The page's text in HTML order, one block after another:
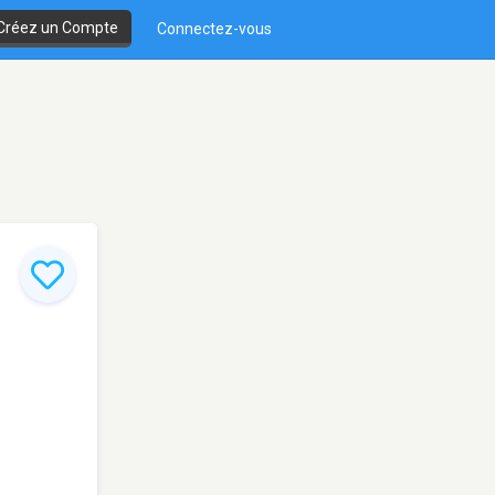
un Compte Connectez-vous